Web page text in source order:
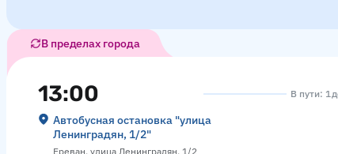
В пределах города
13:00
Автобусная остановка "улица
Ленинградян, 1/2"
Ереван, улица Ленинградян, 1/2
В пути: 1